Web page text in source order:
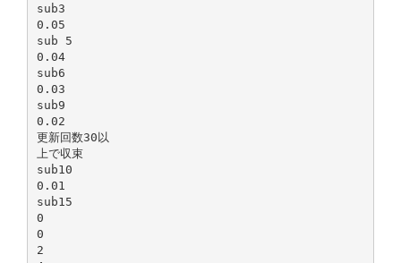
sub3
0.05
sub 5
0.04
sub6
0.03
sub9
0.02
更新回数30以
上で収束
sub10
0.01
sub15
0
0
2